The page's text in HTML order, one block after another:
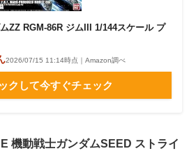
ZZ RGM-86R ジムIII 1/144スケール プ
2026/07/15 11:14時点｜Amazon調べ
クして今すぐチェック
機動戦士ガンダムSEED ストライ